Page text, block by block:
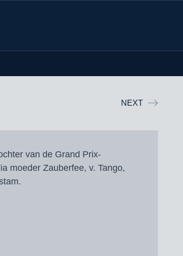
NEXT
van de Grand Prix-
moeder Zauberfee, v. Tango,